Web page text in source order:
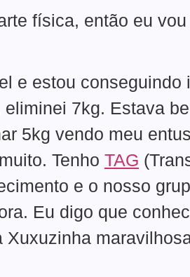
física, então eu vou
e estou conseguindo
7kg. Estava
5kg vendo meu
Tenho TAG
e o nosso
Eu digo que